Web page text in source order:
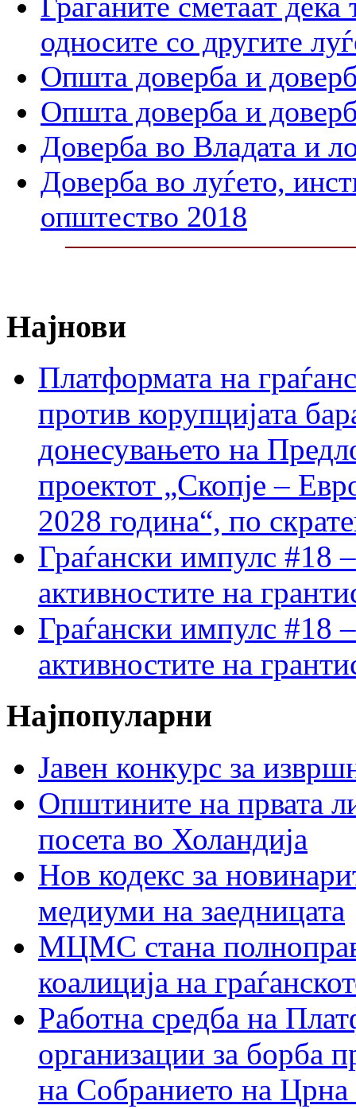
односите со другите
Општа доверба и
Општа доверба и
Доверба во Владата и
Доверба во луѓето,
општество 2018
Најнови
Платформата на
против корупцијата
донесувањето на
проектот „Скопје –
2028 година“, по
Граѓански импулс #18
активностите на
Граѓански импулс #18
активностите на
Најпопуларни
Јавен конкурс за
Општините на првата
посета во Холандија
Нов кодекс за
медиуми на заедницата
МЦМС стана
коалиција на
Работна средба на
организации за борба
на Собранието на Црна